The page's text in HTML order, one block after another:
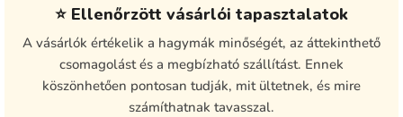
⭐ Ellenőrzött vásárlói tapasztalatok
A vásárlók értékelik a hagymák minőségét, az áttekinthető
csomagolást és a megbízható szállítást. Ennek
köszönhetően pontosan tudják, mit ültetnek, és mire
számíthatnak tavasszal.